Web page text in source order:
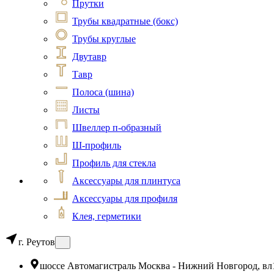
Прутки
Трубы квадратные (бокс)
Трубы круглые
Двутавр
Тавр
Полоса (шина)
Листы
Швеллер п-образный
Ш-профиль
Профиль для стекла
Аксессуары для плинтуса
Аксессуары для профиля
Клея, герметики
г. Реутов
шоссе Автомагистраль Москва - Нижний Новгород,